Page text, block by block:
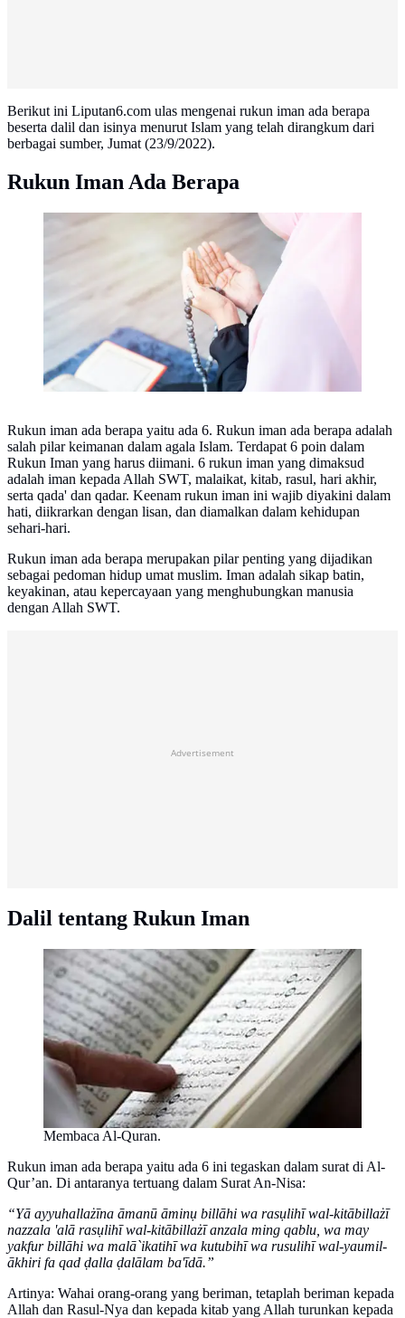
Berikut ini Liputan6.com ulas mengenai rukun iman ada berapa
beserta dalil dan isinya menurut Islam yang telah dirangkum dari
berbagai sumber, Jumat (23/9/2022).
Rukun Iman Ada Berapa
Ilustrasi Mempelajari Rukun Iman
Rukun iman ada berapa yaitu ada 6. Rukun iman ada berapa adalah
salah pilar keimanan dalam agala Islam. Terdapat 6 poin dalam
Rukun Iman yang harus diimani. 6 rukun iman yang dimaksud
adalah iman kepada Allah SWT, malaikat, kitab, rasul, hari akhir,
serta qada' dan qadar. Keenam rukun iman ini wajib diyakini dalam
hati, diikrarkan dengan lisan, dan diamalkan dalam kehidupan
sehari-hari.
Rukun iman ada berapa merupakan pilar penting yang dijadikan
sebagai pedoman hidup umat muslim. Iman adalah sikap batin,
keyakinan, atau kepercayaan yang menghubungkan manusia
dengan Allah SWT.
Advertisement
Dalil tentang Rukun Iman
Membaca Al-Quran.
Rukun iman ada berapa yaitu ada 6 ini tegaskan dalam surat di Al-
Qur’an. Di antaranya tertuang dalam Surat An-Nisa:
“Yā ayyuhallażīna āmanū āminụ billāhi wa rasụlihī wal-kitābillażī
nazzala 'alā rasụlihī wal-kitābillażī anzala ming qablu, wa may
yakfur billāhi wa malā`ikatihī wa kutubihī wa rusulihī wal-yaumil-
ākhiri fa qad ḍalla ḍalālam ba'īdā.”
Artinya: Wahai orang-orang yang beriman, tetaplah beriman kepada
Allah dan Rasul-Nya dan kepada kitab yang Allah turunkan kepada